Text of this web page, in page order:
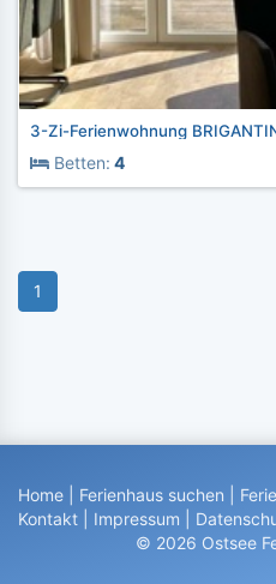
3-Zi-Ferienwohnung
Betten: 4
1
Home Ferienhaus suchen
Kontakt
Impressum
© 2026 Ostsee